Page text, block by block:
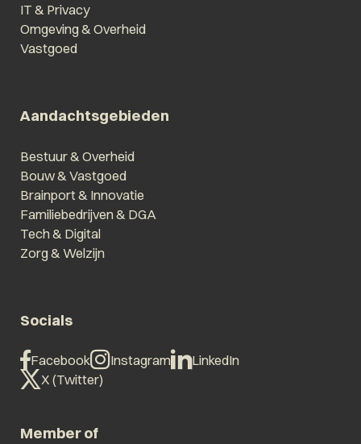
IT & Privacy
Omgeving & Overheid
Vastgoed
Aandachtsgebieden
Bestuur & Overheid
Bouw & Vastgoed
Brainport & Innovatie
Familiebedrijven & DGA
Tech & Digital
Zorg & Welzijn
Socials
Facebook Instagram
LinkedIn
X (Twitter)
Member of